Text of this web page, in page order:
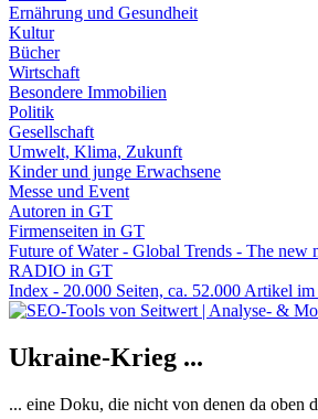
Ernährung und Gesundheit
Kultur
Bücher
Wirtschaft
Besondere Immobilien
Politik
Gesellschaft
Umwelt, Klima, Zukunft
Kinder und junge Erwachsene
Messe und Event
Autoren in GT
Firmenseiten in GT
Future of Water - Global Trends - The new
RADIO in GT
Index - 20.000 Seiten, ca. 52.000 Artikel
Ukraine-Krieg ...
... eine Doku, die nicht von denen da oben